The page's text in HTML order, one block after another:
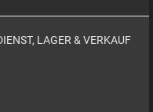
LAGER & VERKAUF